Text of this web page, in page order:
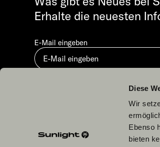
Diese
Wir
Ebenso
bieten
Erhalte die neuesten
E-Mail eingeben